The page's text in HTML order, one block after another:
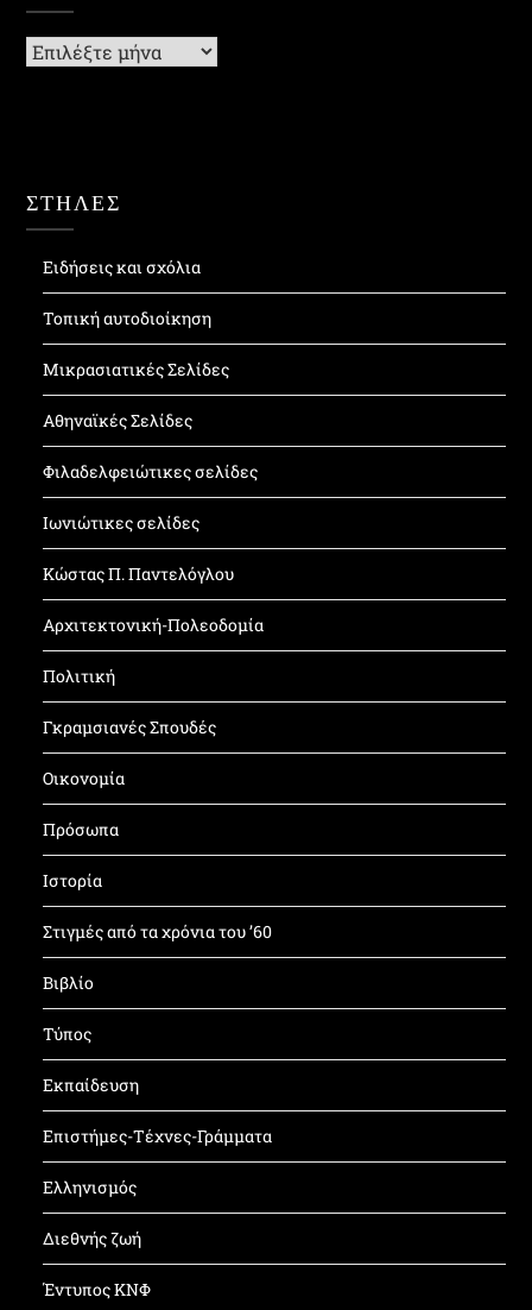
Ιστορικό
ΣΤΗΛΕΣ
Ειδήσεις και σχόλια
Τοπική αυτοδιοίκηση
Μικρασιατικές Σελίδες
Αθηναϊκές Σελίδες
Φιλαδελφειώτικες σελίδες
Ιωνιώτικες σελίδες
Κώστας Π. Παντελόγλου
Αρχιτεκτονική-Πολεοδομία
Πολιτική
Γκραμσιανές Σπουδές
Οικονομία
Πρόσωπα
Ιστορία
Στιγμές από τα χρόνια του ’60
Βιβλίο
Τύπος
Εκπαίδευση
Επιστήμες-Τέχνες-Γράμματα
Ελληνισμός
Διεθνής ζωή
Έντυπος ΚΝΦ